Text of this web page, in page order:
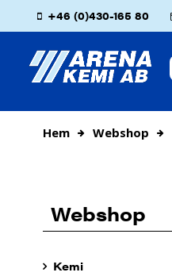
+46 (0)430-165 80
Hem Webshop
Webshop
Kemi